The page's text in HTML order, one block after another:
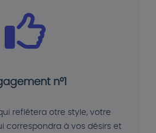
n°1
reflétera otre style, votre
correspondra à vos désirs et